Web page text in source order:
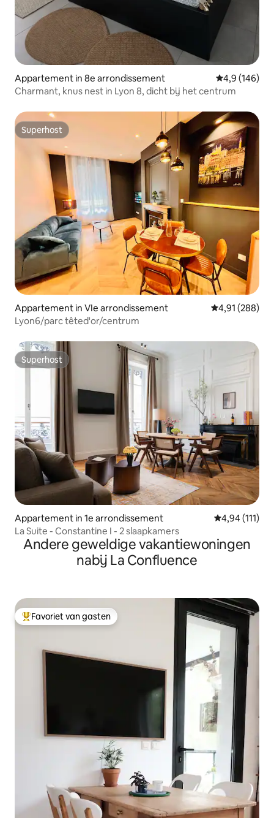
Appartement in 8e arrondissement Gemiddelde
4,9 (146)
Charmant, knus nest in Lyon 8, dicht bij het centrum
Superhost
Superhost
Appartement in VIe arrondissement Gemiddelde
4,91 (288)
Lyon6/parc têted'or/centrum
Superhost
Superhost
Appartement in 1e arrondissement Gemiddelde
4,94 (111)
La Suite - Constantine I - 2 slaapkamers
Andere geweldige vakantiewoningen
nabij La Confluence
Topfavoriet van gasten
Favoriet van gasten